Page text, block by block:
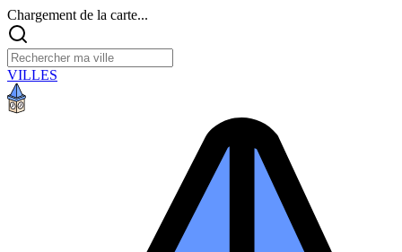
Chargement de la carte...
VILLES